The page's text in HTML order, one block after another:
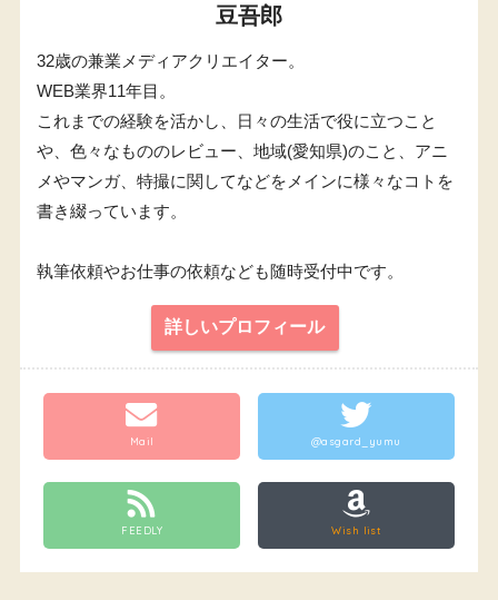
豆吾郎
32歳の兼業メディアクリエイター。
WEB業界11年目。
これまでの経験を活かし、日々の生活で役に立つこと
や、色々なもののレビュー、地域(愛知県)のこと、アニ
メやマンガ、特撮に関してなどをメインに様々なコトを
書き綴っています。
執筆依頼やお仕事の依頼なども随時受付中です。
詳しいプロフィール
Mail @asgard_yumu
FEEDLY Wish list